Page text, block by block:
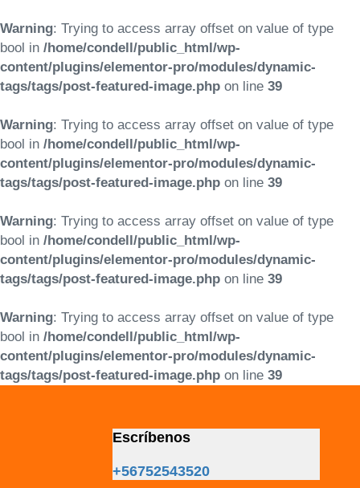
Warning: Trying to access array offset on value of type
bool in /home/condell/public_html/wp-
content/plugins/elementor-pro/modules/dynamic-
tags/tags/post-featured-image.php on line 39
Warning: Trying to access array offset on value of type
bool in /home/condell/public_html/wp-
content/plugins/elementor-pro/modules/dynamic-
tags/tags/post-featured-image.php on line 39
Warning: Trying to access array offset on value of type
bool in /home/condell/public_html/wp-
content/plugins/elementor-pro/modules/dynamic-
tags/tags/post-featured-image.php on line 39
Warning: Trying to access array offset on value of type
bool in /home/condell/public_html/wp-
content/plugins/elementor-pro/modules/dynamic-
tags/tags/post-featured-image.php on line 39
Escríbenos
+56752543520